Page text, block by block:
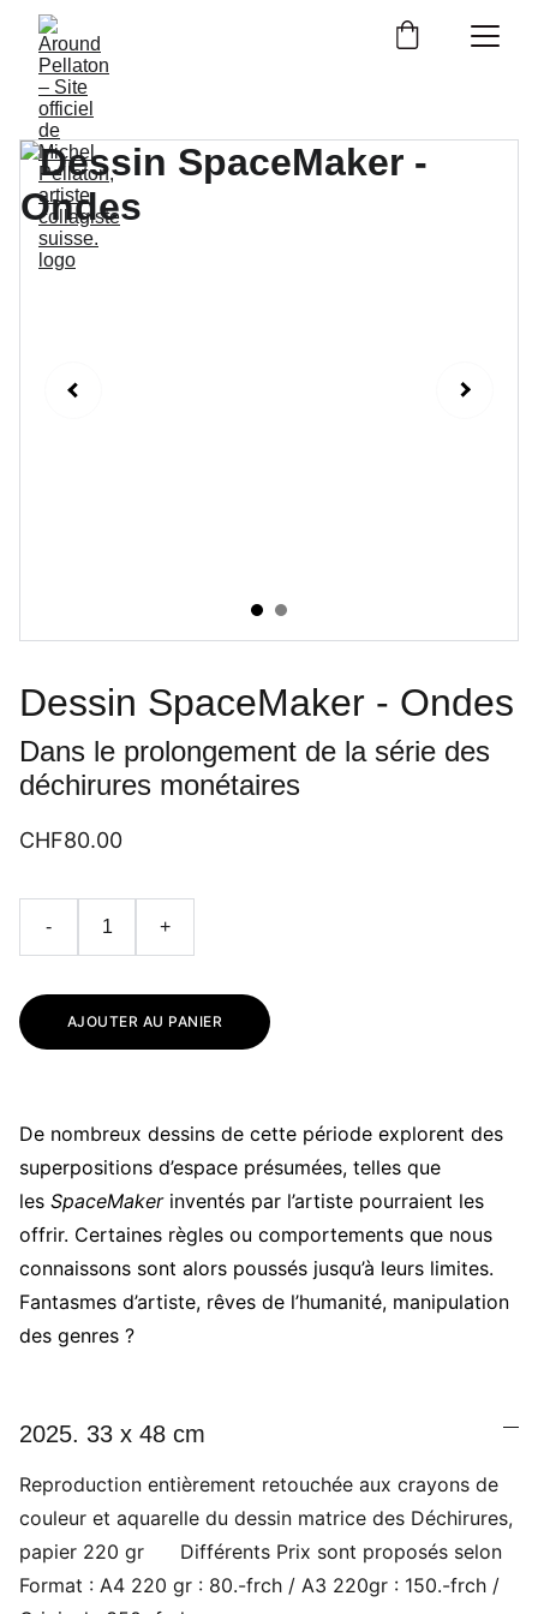
Dessin SpaceMaker - Ondes
Dans le prolongement de la série des
déchirures monétaires
CHF80.00
- +
AJOUTER AU PANIER
De nombreux dessins de cette période explorent des
superpositions d’espace présumées, telles que
les SpaceMakerinventés par l’artiste pourraient les
offrir. Certaines règles ou comportements que nous
connaissons sont alors poussés jusqu’à leurs limites.
Fantasmes d’artiste, rêves de l’humanité, manipulation
des genres ?
2025. 33 x 48 cm
Reproduction entièrement retouchée aux crayons de
couleur et aquarelle du dessin matrice des Déchirures,
papier 220 gr Différents Prix sont proposés selon
Format : A4 220 gr : 80.-frch / A3 220gr : 150.-frch /